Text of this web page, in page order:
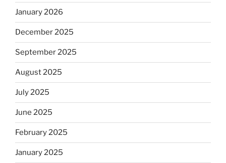
January 2026
December 2025
September 2025
August 2025
July 2025
June 2025
February 2025
January 2025